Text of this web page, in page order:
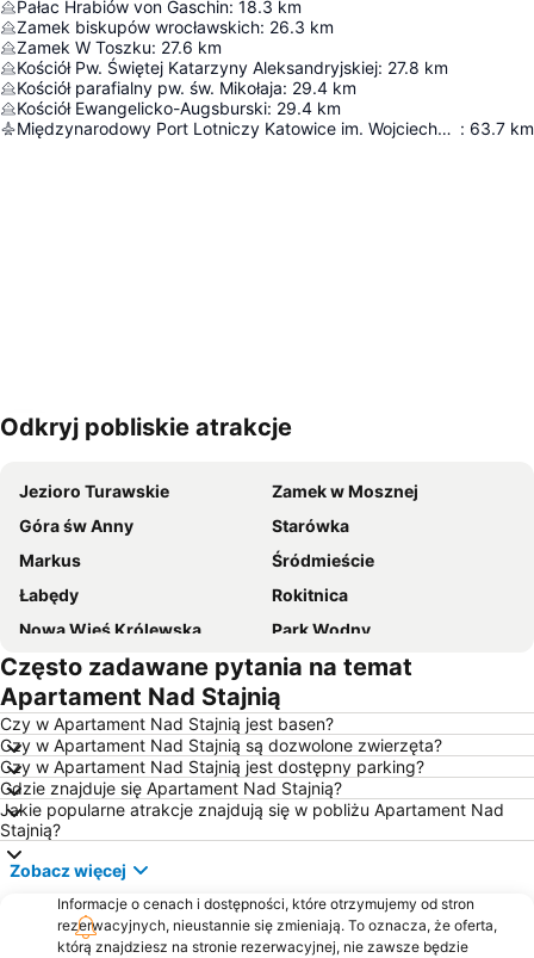
Pałac Hrabiów von Gaschin: 18.3 km
Zamek biskupów wrocławskich: 26.3 km
Zamek W Toszku: 27.6 km
Kościół Pw. Świętej Katarzyny Aleksandryjskiej: 27.8 km
Kościół parafialny pw. św. Mikołaja: 29.4 km
Kościół Ewangelicko-Augsburski: 29.4 km
Międzynarodowy Port Lotniczy Katowice im. Wojciecha Korfantego w Pyrzowicach : 63.7 km
Powiększ mapę
Odkryj pobliskie atrakcje
Jezioro Turawskie
Zamek w Mosznej
Góra św Anny
Starówka
Markus
Śródmieście
Łabędy
Rokitnica
Nowa Wieś Królewska
Park Wodny
Ulica Zwycięstwa
Wojska Polskiego
Żwirki i Wigury
Rynek
Gosławice
Grzybowice
Grudzice
Szczepanowice
Pod Winogronami
Zatorze
Helenka
Wyspa Bolko
Wójtowa Wieś
Malina
Kolonia Gosławicka
Groszowice
Stare Gliwice
Często zadawane pytania na temat
Apartament Nad Stajnią
Czy w Apartament Nad Stajnią jest basen?
Czy w Apartament Nad Stajnią są dozwolone zwierzęta?
Czy w Apartament Nad Stajnią jest dostępny parking?
Gdzie znajduje się Apartament Nad Stajnią?
Jakie popularne atrakcje znajdują się w pobliżu Apartament Nad
Stajnią?
Zobacz więcej
Informacje o cenach i dostępności, które otrzymujemy od stron
rezerwacyjnych, nieustannie się zmieniają. To oznacza, że oferta,
którą znajdziesz na stronie rezerwacyjnej, nie zawsze będzie